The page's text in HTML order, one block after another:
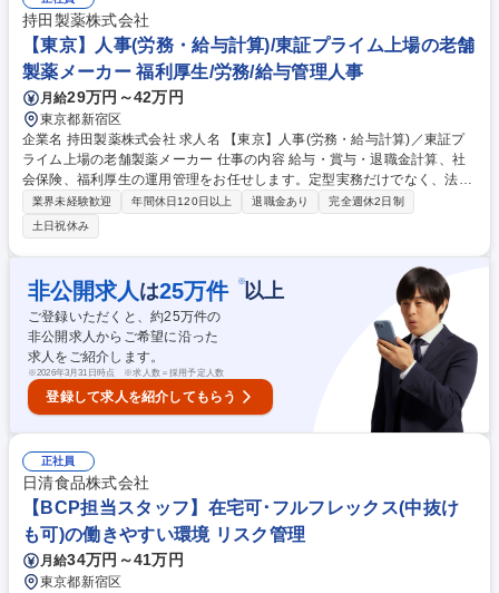
関する相談支援 ■仕組みづくり・業務改善：相談ログ管理、FAQ・マニュ
アル整備、傾向分析、再発防止策の企画推進 募集職種 【総合職】はたら
く相談担当（人事・労務・コンプライアンス連携）東京or名古屋
持田製薬株式会社
【東京】人事(労務・給与計算)/東証プライム上場の老舗
製薬メーカー 福利厚生/労務/給与管理人事
月給29万円～42万円
東京都新宿区
企業名 持田製薬株式会社 求人名 【東京】人事(労務・給与計算)／東証プ
ライム上場の老舗製薬メーカー 仕事の内容 給与・賞与・退職金計算、社
会保険、福利厚生の運用管理をお任せします。定型実務だけでなく、法改
正への対応や制度の見直し、業務効率化の提案など、リーダーシップを発
揮できる環境です。 (1)給与・賞与・退職金の計算および支払実務 (2)社会
保険・労働保険の届出 (3)福利厚生制度の運用・改善提案 (4)人事基幹シス
テムを用いた社員情報管理 実務を牽引しながら、改善提案を通じて組織に
貢献することを期待します。 募集職種 【東京】人事(労務・給与計算)／東
証プライム上場の老舗製薬メーカー
業界未経験歓迎 年間休日120日以上 退職金あり
完全週休2日制
土日祝休み
非公開求人 は25万件 ※以上
ご登録いただくと、約25万件の
非公開求人からご希望に沿った
求人をご紹介します。
※2026年3月31日時点 ※求人数＝採用予定人数
登録して求人を紹介してもらう
正社員
日清食品株式会社
【BCP担当スタッフ】在宅可･フルフレックス(中抜け
も可)の働きやすい環境 リスク管理
月給34万円～41万円
東京都新宿区